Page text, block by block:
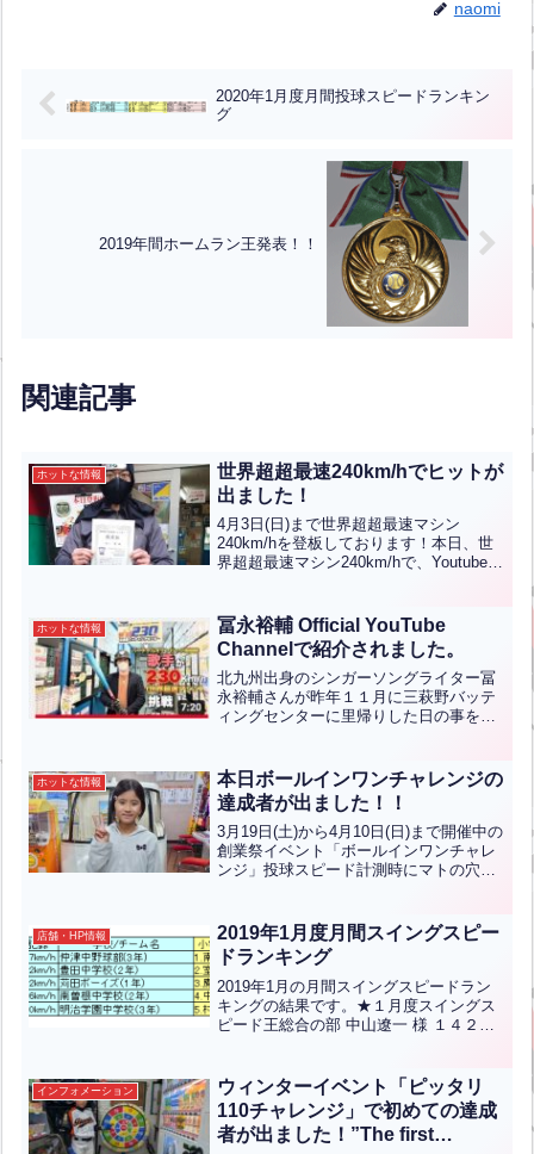
naomi
2020年1月度月間投球スピードランキン
グ
2019年間ホームラン王発表！！
関連記事
ホットな情報
世界超超最速240km/hでヒットが
出ました！
4月3日(日)まで世界超超最速マシン
240km/hを登板しております！本日、世
界超超最速マシン240km/hで、Youtuber
でとうございます！！
ホットな情報
冨永裕輔 Official YouTube
Channelで紹介されました。
北九州出身のシンガーソングライター冨
永裕輔さんが昨年１１月に三萩野バッテ
ィングセンターに里帰りした日の事を紹
念式典＆ライブを行い、自身が作成した
小倉中央小学校みんなのう...全文はクリ
ック
ホットな情報
本日ボールインワンチャレンジの
達成者が出ました！！
3月19日(土)から4月10日(日)まで開催中の
創業祭イベント「ボールインワンチャレ
ンジ」投球スピード計測時にマトの穴に
者が出ました！5球のうち1球入れる事に
達成された...全文はクリック
店舗・HP情報
2019年1月度月間スイングスピー
ドランキング
2019年1月の月間スイングスピードラン
キングの結果です。★１月度スイングス
ピード王総合の部 中山遼一 様 １４２
部 南青空 君 １２１Km/h 新吉富少年野...
全文はクリック
インフォメーション
ウィンターイベント「ピッタリ
110チャレンジ」で初めての達成
者が出ました！”The first